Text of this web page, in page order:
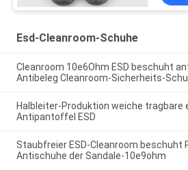
Esd-Cleanroom-Schuhe
Cleanroom 10e6Ohm ESD beschuht
Antibeleg Cleanroom-Sicherheits-
Halbleiter-Produktion weiche
Antipantoffel ESD
Staubfreier ESD-Cleanroom
Antischuhe der Sandale-10e9ohm